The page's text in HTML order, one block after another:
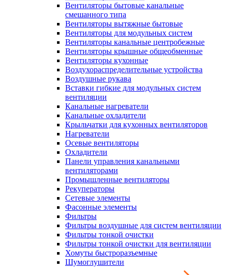
Вентиляторы бытовые канальные
смешанного типа
Вентиляторы вытяжные бытовые
Вентиляторы для модульных систем
Вентиляторы канальные центробежные
Вентиляторы крышные общеобменные
Вентиляторы кухонные
Воздухораспределительные устройства
Воздушные рукава
Вставки гибкие для модульных систем
вентиляции
Канальные нагреватели
Канальные охладители
Крыльчатки для кухонных вентиляторов
Нагреватели
Осевые вентиляторы
Охладители
Панели управления канальными
вентиляторами
Промышленные вентиляторы
Рекуператоры
Сетевые элементы
Фасонные элементы
Фильтры
Фильтры воздушные для систем вентиляции
Фильтры тонкой очистки
Фильтры тонкой очистки для вентиляции
Хомуты быстроразъемные
Шумоглушители